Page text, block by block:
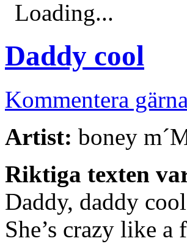
Loading...
Daddy cool
Kommentera gärna
Artist: boney
Riktiga texten
Daddy, daddy cool
She’s crazy like a